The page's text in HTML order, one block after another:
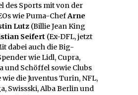
des Sports mit von der
wie Puma-ChefArne
Lutz (Billie Jean King
Seifert (Ex-DFL, jetzt
dabei auch die Big-
wie Lidl, Cupra,
und Schöffel sowie Clubs
die Juventus Turin, NFL,
Swissski, Alba Berlin und